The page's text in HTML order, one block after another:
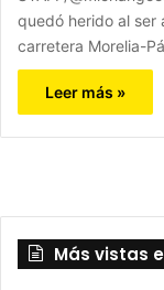
quedó herido al ser
carretera Morelia-
Leer más »
Más vistas